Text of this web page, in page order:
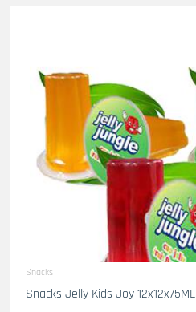
Snacks
Snacks Jelly Kids Joy 12x12x75ML